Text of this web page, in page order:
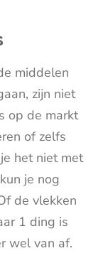
middelen
zijn niet
op de markt
of zelfs
het niet met
je nog
de vlekken
1 ding is
wel van af.